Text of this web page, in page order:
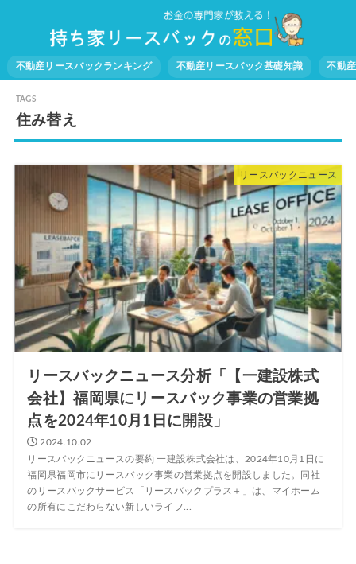
不動産リースバックランキング 不動産リースバック基礎知識 不動
住み替え
リースバックニュース
リースバックニュース分析「【一建設株式
会社】福岡県にリースバック事業の営業拠
点を2024年10月1日に開設」
2024.10.02
リースバックニュースの要約 一建設株式会社は、2024年10月1日に
福岡県福岡市にリースバック事業の営業拠点を開設しました。同社
のリースバックサービス「リースバックプラス＋」は、マイホーム
の所有にこだわらない新しいライフ...